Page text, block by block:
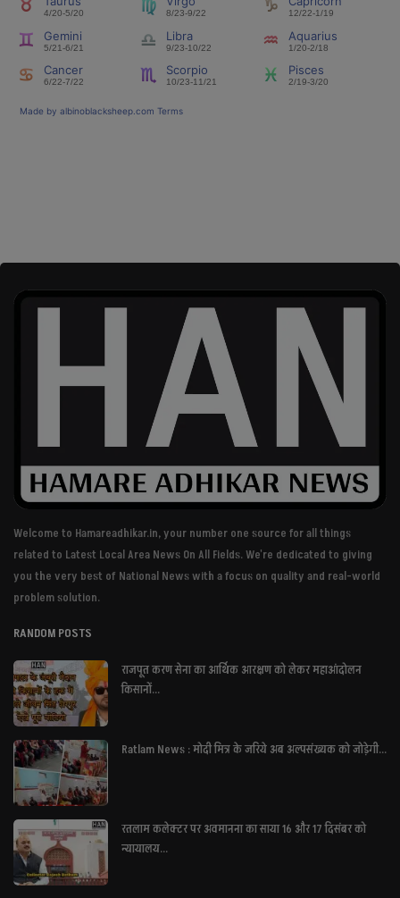
Welcome to Hamareadhikar.in, your number one source for all things
related to Latest Local Area News On All Fields. We're dedicated to giving
you the very best of National News with a focus on quality and real-world
problem solution.
RANDOM POSTS
राजपूत करण सेना का आर्थिक आरक्षण को लेकर महाआंदोलन
किसानों...
Ratlam News : मोदी मित्र के जरिये अब अल्पसंख्यक को जोड़ेगी...
रतलाम कलेक्टर पर अवमानना का साया 16 और 17 दिसंबर को
न्यायालय...